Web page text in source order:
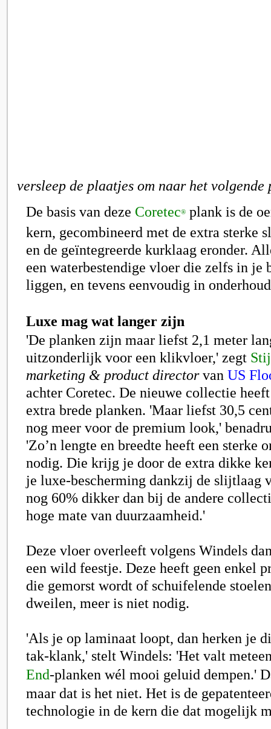
versleep de plaatjes om naar het
De basis van deze Coretec® plank is de
kern, gecombineerd met de extra sterke
en de geïntegreerde kurklaag eronder.
een waterbestendige vloer die zelfs in je
liggen, en tevens eenvoudig in
Luxe mag wat langer zijn
'De planken zijn maar liefst 2,1 meter
uitzonderlijk voor een klikvloer,' zegt
marketing & product directorvan US
achter Coretec. De nieuwe collectie
extra brede planken. 'Maar liefst 30,5
nog meer voor de premium look,'
'Zo’n lengte en breedte heeft een sterke
nodig. Die krijg je door de extra dikke
je luxe-bescherming dankzij de slijtlaag
nog 60% dikker dan bij de andere
hoge mate van duurzaamheid.'
Deze vloer overleeft volgens Windels
een wild feestje. Deze heeft geen enkel
die gemorst wordt of schuifelende
dweilen, meer is niet nodig.
'Als je op laminaat loopt, dan herken je
tak-klank,' stelt Windels: 'Het valt
End-planken wél mooi geluid dempen.'
maar dat is het niet. Het is de
technologie in de kern die dat mogelijk